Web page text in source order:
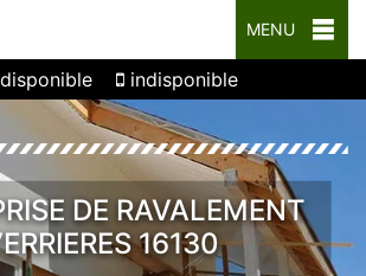
MENU
indisponible
DE RAVALEMENT
16130